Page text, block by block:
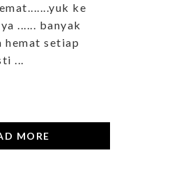
ke
...... banyak
hemat setiap
...
MORE